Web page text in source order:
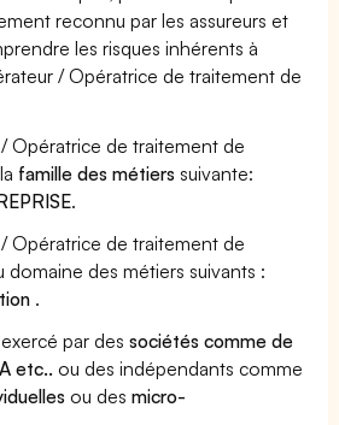
reconnu par les assureurs et
les risques inhérents à
/ Opératrice de traitement de
Opératrice de traitement de
famille des métiers suivante:
.
Opératrice de traitement de
domaine des métiers suivants :
.
par dessociétés comme de
etc.. ou des indépendants comme
ou desmicro-